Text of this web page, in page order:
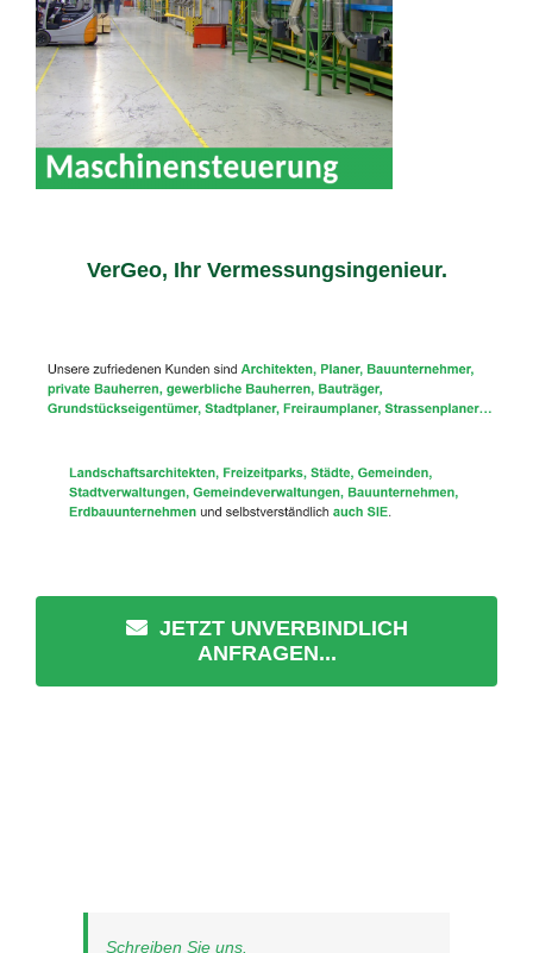
VerGeo, Ihr Vermessungsingenieur.
JETZT UNVERBINDLICH
ANFRAGEN...
Schreiben Sie uns.